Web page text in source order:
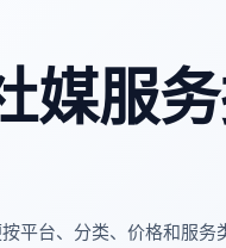
服
平台、分类、价格和服务